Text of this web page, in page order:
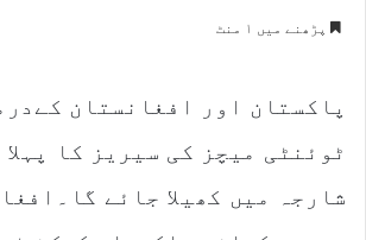
پڑھنے میں ۱ منٹ
ٹوئنٹی میچز کی سیریز کا
شارجہ میں کھیلا جائے